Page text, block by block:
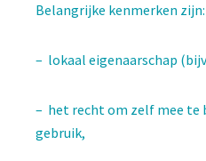
Belangrijke kenmerken zijn:
– lokaal eigenaarschap
– het recht om zelf mee te
gebruik,